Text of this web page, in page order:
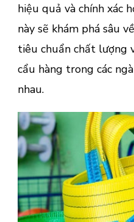
hiệu quả và chính xác
này sẽ khám phá sâu
tiêu chuẩn chất lượng
cẩu hàng trong các
nhau.